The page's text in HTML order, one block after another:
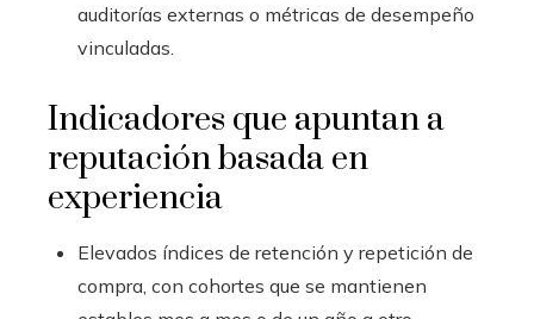
auditorías externas o métricas de desempeño
vinculadas.
Indicadores que apuntan a
reputación basada en
experiencia
Elevados índices de retención y repetición de
compra, con cohortes que se mantienen